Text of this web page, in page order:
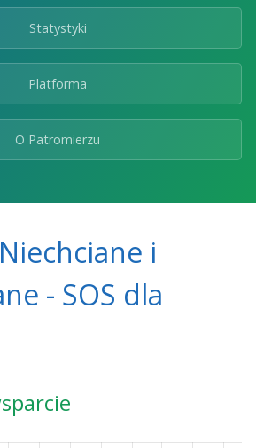
Statystyki
Platforma
O Patromierzu
i
- SOS dla